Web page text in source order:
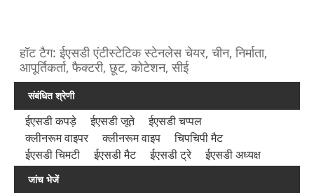
हॉट टैग: ईएसडी एंटीस्टेटिक स्टेनलेस चेयर, चीन, निर्माता,
आपूर्तिकर्ता, फैक्टरी, छूट, कोटेशन, सीई
संबंधित श्रेणी
ईएसडी कपड़े ईएसडी जूते
ईएसडी चप्पल
क्लीनरूम वाइपर
क्लीनरूम वाइप
चिपचिपी मैट
ईएसडी चिमटी
ईएसडी मैट ईएसडी ट्रे ईएसडी अध्यक्ष
जांच भेजें